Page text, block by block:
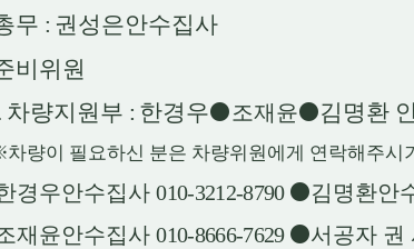
무 : 권성은안수집사
비위원
차량지원부 : 한경우⚫조재윤⚫김명환
차량이 필요하신 분은 차량위원에게 연락해주시
경우안수집사010-3212-8790 ⚫김명환안
재윤안수집사010-8666-7629 ⚫서공자